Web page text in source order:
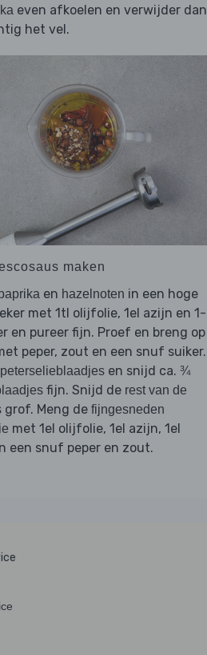
even afkoelen en verwijder dan
het vel.
maken
en hazelnoten in een hoge
met 1tl olijfolie, 1el azijn en 1-
en pureer fijn. Proef en breng op
peper, zout en een snuf suiker.
peterselieblaadjesen snijd ca. ¾
fijn. Snijd de rest van de
grof. Meng de fijngesneden
met 1el olijfolie, 1el azijn, 1el
een snuf peper en zout.